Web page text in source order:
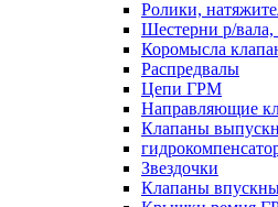
Ролики,
Шестерни р/вала,
Коромысла
Распредвалы
Цепи ГРМ
Направляющие
Клапаны
Звездочки
Клапаны